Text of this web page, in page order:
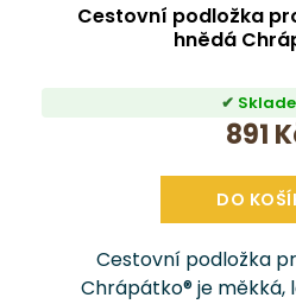
Cestovní podložka
hnědá
891
DO
Cestovní podložka
Chrápátko® je měkká,